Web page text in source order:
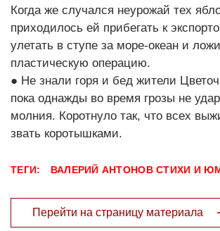
Когда же случался неурожай тех
приходилось ей прибегать к
улетать в ступе за море-океан и
пластическую операцию.
● Не знали горя и бед жители
пока однажды во время грозы не
молния. Коротнуло так, что всех
звать коротышками.
ТЕГИ: ВАЛЕРИЙ АНТОНОВ СТИХИ И
Перейти на страницу материала